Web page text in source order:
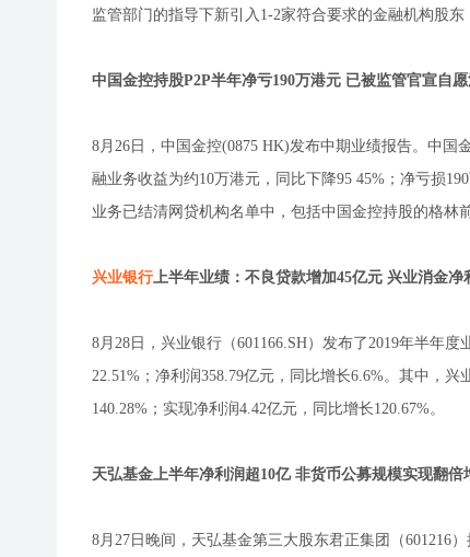
监管部门的指导下新引入1-2家符合要求的金融机构股东
中国金控持股P2P半年净亏190万港元 已被监管官宣自
8月26日，中国金控(0875 HK)发布中期业绩报告。中
融业务收益为约10万港元，同比下降95 45%；净亏损
业务已结清网贷机构名单中，包括中国金控持股的格林
兴业银行上半年业绩：不良贷款增加45亿元 兴业消金净
8月28日，兴业银行（601166.SH）发布了2019年半年
22.51%；净利润358.79亿元，同比增长6.6%。其中，兴
140.28%；实现净利润4.42亿元，同比增长120.67%。
天弘基金上半年净利润超10亿 非货币公募规模实现翻倍
8月27日晚间，天弘基金第三大股东君正集团（601216